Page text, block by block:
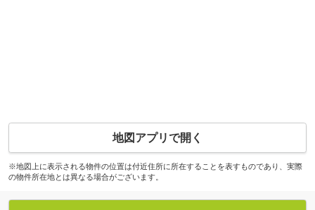
地図アプリで開く
※地図上に表示される物件の位置は付近住所に所在することを表すものであり、実際
の物件所在地とは異なる場合がございます。